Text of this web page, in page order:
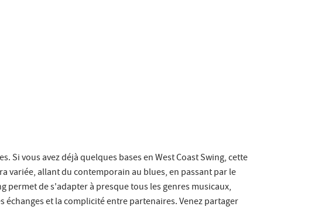
Si vous avez déjà quelques bases en West Coast Swing, cette
variée, allant du contemporain au blues, en passant par le
permet de s'adapter à presque tous les genres musicaux,
et la complicité entre partenaires. Venez partager